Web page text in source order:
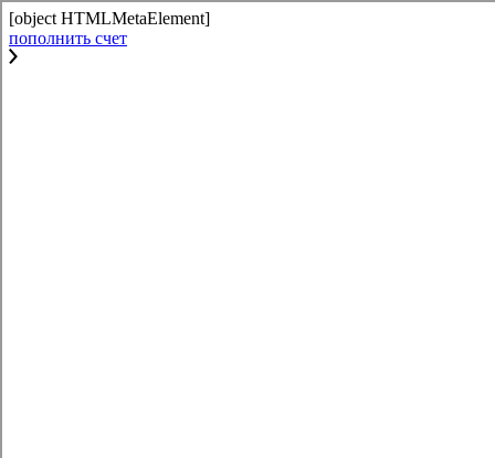
[object HTMLMetaElement]
пополнить счет